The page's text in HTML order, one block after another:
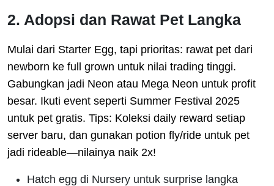
2. Adopsi dan Rawat Pet Langka
Mulai dari Starter Egg, tapi prioritas: rawat pet dari
newborn ke full grown untuk nilai trading tinggi.
Gabungkan jadi Neon atau Mega Neon untuk profit
besar. Ikuti event seperti Summer Festival 2025
untuk pet gratis. Tips: Koleksi daily reward setiap
server baru, dan gunakan potion fly/ride untuk pet
jadi rideable—nilainya naik 2x!
Hatch egg di Nursery untuk surprise langka